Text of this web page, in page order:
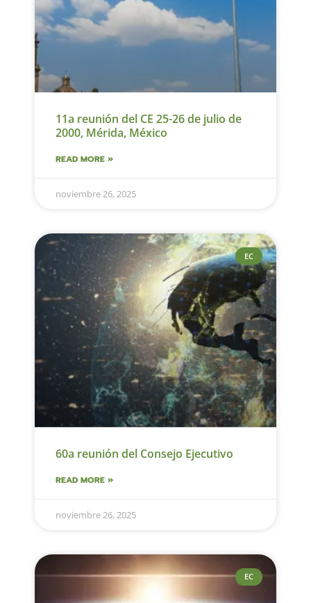
11a reunión del CE 25-26 de julio de
2000, Mérida, México
READ MORE »
noviembre 26, 2025
EC
60a reunión del Consejo Ejecutivo
READ MORE »
noviembre 26, 2025
EC